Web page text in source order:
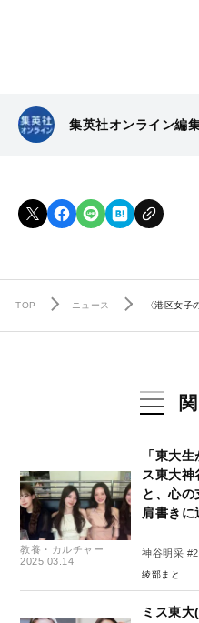
集英社オンライン編
TOP ニュース 〈港区女
教養・カルチャー
2025.03.14
「東大
ス東大
と、心
肩書き
神谷明采 #2
綾部まと
ミス東